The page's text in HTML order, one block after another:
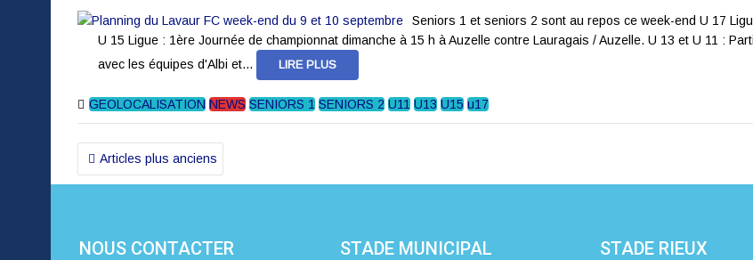
Seniors 1 et seniors 2 sont au repos ce week-end U 17
U 15 Ligue : 1ère Journée de championnat dimanche à 15 h à Auzelle contre Lauragais / Auzelle. U 13 et U 11 :
avec les équipes d'Albi et...
LIRE PLUS
GEOLOCALISATION NEWS SENIORS 1 SENIORS 2 U11 U13 U15 u17
Navigation
des
articles
Articles plus anciens
NOUS CONTACTER STADE MUNICIPAL STADE RIEUX